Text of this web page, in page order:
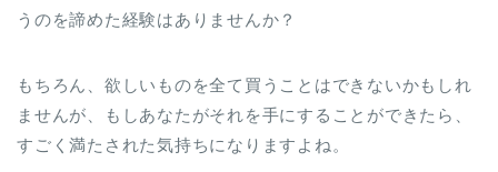
うのを諦めた経験はありませんか？
もちろん、欲しいものを全て買うことはできないかもしれ
ませんが、もしあなたがそれを手にすることができたら、
すごく満たされた気持ちになりますよね。